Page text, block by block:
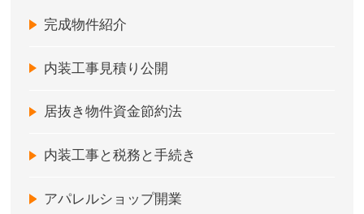
完成物件紹介
内装工事見積り公開
居抜き物件資金節約法
内装工事と税務と手続き
アパレルショップ開業